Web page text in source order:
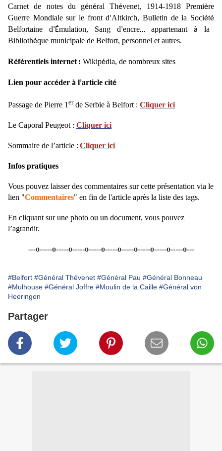
Carnet de notes du général Thévenet, 1914-1918 Première
Guerre Mondiale sur le front d’Altkirch, Bulletin de la Société
Belfortaine d’Émulation, Sang d’encre…appartenantà
la
Bibliothèque municipale de Belfort, personnel et autres.
Référentiels internet : Wikipédia, de nombreux sites
Lien pour accéder à l’article cité
Passage de Pierre 1 erde Serbie à Belfort : Cliquer ici
Le Caporal Peugeot : Cliquer ici
Sommaire de l’article : Cliquer ici
Infos pratiques
Vous pouvez laisser des commentaires sur cette présentation via le
lien "Commentaires" en fin de l'article après la liste des tags.
En cliquant sur une photo ou un document, vous pouvez
l’agrandir.
---o-----o-----o-----o-----o-----o-----o-----o-----o-----o---
#Belfort #Général Thévenet #Général Pau #Général Bonneau
#Mulhouse #Général Joffre #Moulin de la Caille #Général von
Heeringen
Partager